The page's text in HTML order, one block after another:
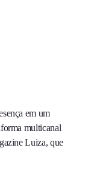
em um
multicanal
Luiza, que